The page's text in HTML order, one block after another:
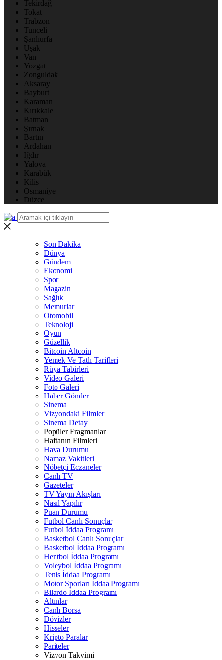
Tekirdağ
Tokat
Trabzon
Tunceli
Şanlıurfa
Uşak
Van
Yozgat
Zonguldak
Aksaray
Bayburt
Karaman
Kırıkkale
Batman
Şırnak
Bartın
Ardahan
Iğdır
Yalova
Karabük
Kilis
Osmaniye
Düzce
Son Dakika
Dünya
Gündem
Ekonomi
Spor
Magazin
Sağlık
Memurlar
Otomobil
Teknoloji
Oyun
Güzellik
Bitcoin Altcoin
Yemek Ve Tatlı Tarifleri
Rüya Tabirleri
Video Galeri
Foto Galeri
Haber Gönder
Sinema
Vizyondaki Filmler
Sinema Detay
Popüler Fragmanlar
Haftanın Filmleri
Hava Durumu
Namaz Vakitleri
Nöbetçi Eczaneler
Canlı TV
Gazeteler
TV Yayın Akışları
Nasıl Yapılır
Puan Durumu
Futbol Canlı Sonuçlar
Futbol İddaa Programı
Basketbol Canlı Sonuçlar
Basketbol İddaa Programı
Hentbol İddaa Programı
Voleybol İddaa Programı
Tenis İddaa Programı
Motor Sporları İddaa Programı
Bilardo İddaa Programı
Altınlar
Canlı Borsa
Dövizler
Hisseler
Kripto Paralar
Pariteler
Vizyon Takvimi